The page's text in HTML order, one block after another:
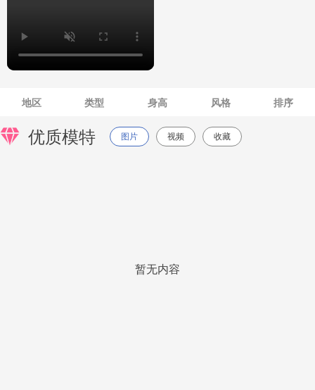
地区 类型 身高 风格 排序
优质模特 图片 视频 收藏
暂无内容